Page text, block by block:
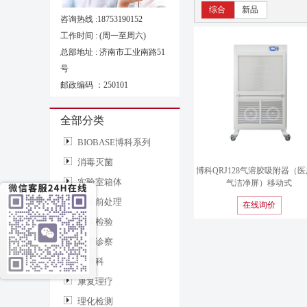
咨询热线 :18753190152
工作时间 : (周一至周六)
总部地址 : 济南市工业南路51
号
邮政编码 ：250101
全部分类
BIOBASE博科系列
消毒灭菌
实验室箱体
样品前处理
临床检验
监护诊察
病理科
康复理疗
理化检测
综合 新品
博科QRJ128气溶胶吸附器（
气洁净屏）移动式
在线询价